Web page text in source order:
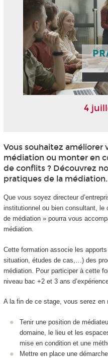
4
Vous souhaitez améliorer
médiation ou monter en
de conflits ? Découvrez
pratiques de la médiation.
Que vous soyez directeur
institutionnel ou bien consultant,
de médiation » pourra vous
médiation.
Cette formation associe les
situation, études de cas,…) des
médiation. Pour participer à cette
niveau bac +2 et 3 ans
A la fin de ce stage, vous serez en
Tenir une position de
domaine, le lieu et les
mise en condition et une
Mettre en place une